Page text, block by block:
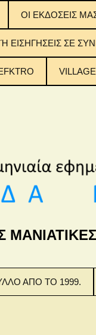
OI EKΔΟΣΕΙΣ
ΟΙ ΕΚΔΟΣΕΙΣ
ΠΕΡΙΕΧΟΜΕΝΩΝ
ΤΟΥΣ
ΕΙΣΗΓΗΣΕΙΣ ΣΕ
ΑΠΟ ΤΟ 1999.